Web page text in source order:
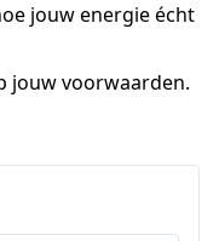
jouw energie écht
jouw voorwaarden.